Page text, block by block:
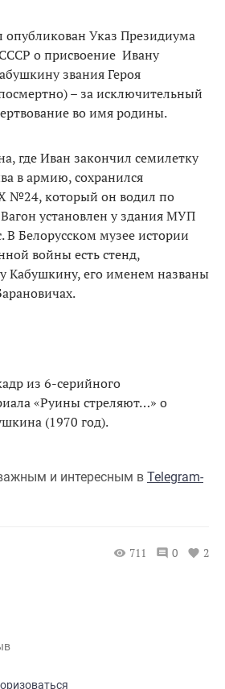
опубликован Указ Президиума
о присвоение Ивану
звания Героя
– за исключительный
во имя родины.
где Иван закончил семилетку
в армию, сохранился
№24, который он водил по
установлен у здания МУП
В Белорусском музее истории
войны есть стенд,
Кабушкину, его именем названы
из 6-серийного
«Руины стреляют…» о
(1970 год).
и интересным в Telegram-
711 0 2